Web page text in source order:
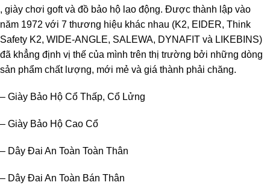
, giày chơi goft và đồ bảo hộ lao động. Được thành lập vào
năm 1972 với 7 thương hiệu khác nhau (K2, EIDER, Think
Safety K2, WIDE-ANGLE, SALEWA, DYNAFIT và LIKEBINS)
đã khẳng định vị thế của mình trên thị trường bởi những dòng
sản phẩm chất lượng, mới mẻ và giá thành phải chăng.
– Giày Bảo Hộ Cổ Thấp, Cổ Lửng
– Giày Bảo Hộ Cao Cổ
– Dây Đai An Toàn Toàn Thân
– Dây Đai An Toàn Bán Thân